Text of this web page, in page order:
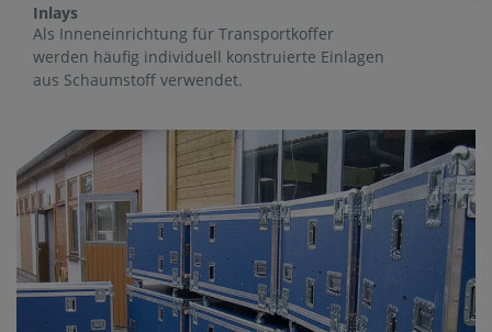
Inlays
Als Inneneinrichtung für Transportkoffer
werden häufig individuell konstruierte Einlagen
aus Schaumstoff verwendet.